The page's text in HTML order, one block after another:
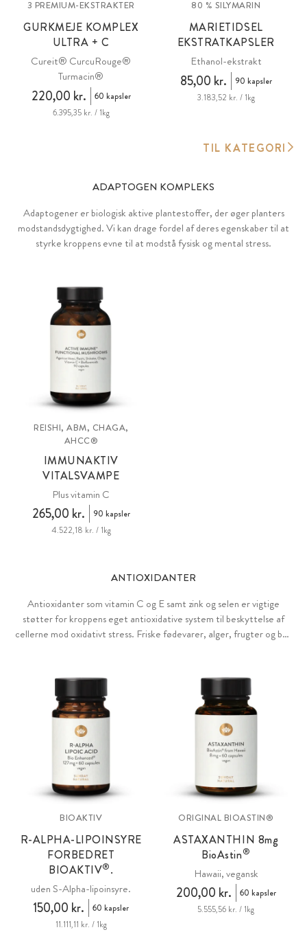
3 PREMIUM-EKSTRAKTER
GURKMEJE KOMPLEX
ULTRA + C
Cureit® CurcuRouge®
Turmacin®
220,00 kr.
60 kapsler
6.395,35 kr. / 1kg
80 % SILYMARIN
MARIETIDSEL
EKSTRATKAPSLER
Ethanol-ekstrakt
85,00 kr.
90 kapsler
3.183,52 kr. / 1kg
TIL KATEGORI
ADAPTOGEN KOMPLEKS
Adaptogener er biologisk aktive plantestoffer, der øger planters
modstandsdygtighed. Vi kan drage fordel af deres egenskaber til at
styrke kroppens evne til at modstå fysisk og mental stress.
REISHI, ABM, CHAGA,
AHCC®
IMMUNAKTIV
VITALSVAMPE
Plus vitamin C
265,00 kr.
90 kapsler
4.522,18 kr. / 1kg
ANTIOXIDANTER
Antioxidanter som vitamin C og E samt zink og selen er vigtige
støtter for kroppens eget antioxidative system til beskyttelse af
cellerne mod oxidativt stress. Friske fødevarer, alger, frugter og bær
BIOAKTIV
R-ALPHA-LIPOINSYRE
FORBEDRET
BIOAKTIV®.
uden S-Alpha-lipoinsyre.
150,00 kr.
60 kapsler
11.111,11 kr. / 1kg
ORIGINAL BIOASTIN®
ASTAXANTHIN 8mg
BioAstin®
Hawaii, vegansk
200,00 kr.
60 kapsler
5.555,56 kr. / 1kg